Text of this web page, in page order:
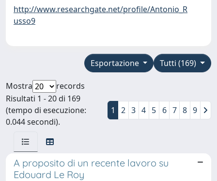
http://www.researchgate.net/profile/Antonio_R
usso9
Tutti (169)
Esportazione
Mostra
records
Risultati 1 - 20 di 169
(tempo di esecuzione:
0.044 secondi).
1 2 3 4 5 6 7 8 9
A proposito di un recente lavoro su
Edouard Le Roy